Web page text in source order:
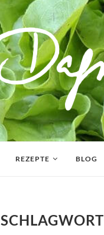
REZEPTE BLOG
SCHLAGWORT